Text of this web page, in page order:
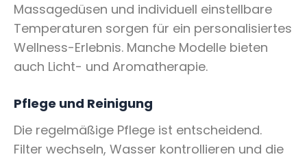
Massagedüsen und individuell einstellbare
Temperaturen sorgen für ein personalisiertes
Wellness-Erlebnis. Manche Modelle bieten
auch Licht- und Aromatherapie.
Pflege und Reinigung
Die regelmäßige Pflege ist entscheidend.
Filter wechseln, Wasser kontrollieren und die